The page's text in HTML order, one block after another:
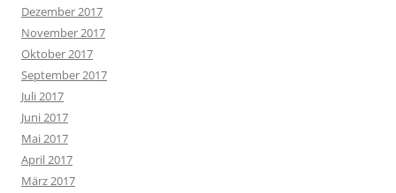
Dezember 2017
November 2017
Oktober 2017
September 2017
Juli 2017
Juni 2017
Mai 2017
April 2017
März 2017